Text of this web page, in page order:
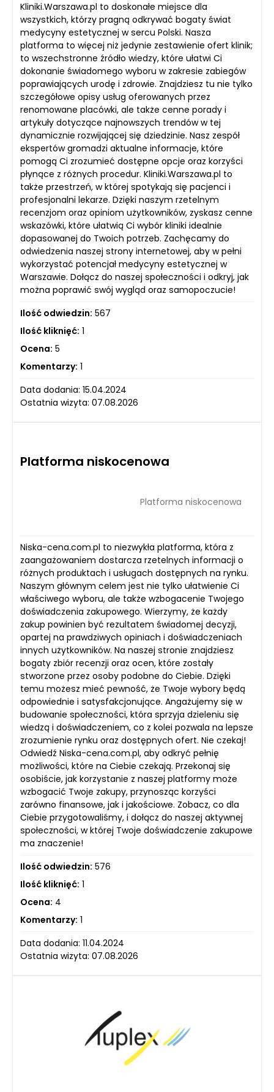
Kliniki.Warszawa.pl to doskonałe miejsce dla
wszystkich, którzy pragną odkrywać bogaty świat
medycyny estetycznej w sercu Polski. Nasza
platforma to więcej niż jedynie zestawienie ofert klinik;
to wszechstronne źródło wiedzy, które ułatwi Ci
dokonanie świadomego wyboru w zakresie zabiegów
poprawiających urodę i zdrowie. Znajdziesz tu nie tylko
szczegółowe opisy usług oferowanych przez
renomowane placówki, ale także cenne porady i
artykuły dotyczące najnowszych trendów w tej
dynamicznie rozwijającej się dziedzinie. Nasz zespół
ekspertów gromadzi aktualne informacje, które
pomogą Ci zrozumieć dostępne opcje oraz korzyści
płynące z różnych procedur. Kliniki.Warszawa.pl to
także przestrzeń, w której spotykają się pacjenci i
profesjonalni lekarze. Dzięki naszym rzetelnym
recenzjom oraz opiniom użytkowników, zyskasz cenne
wskazówki, które ułatwią Ci wybór kliniki idealnie
dopasowanej do Twoich potrzeb. Zachęcamy do
odwiedzenia naszej strony internetowej, aby w pełni
wykorzystać potencjał medycyny estetycznej w
Warszawie. Dołącz do naszej społeczności i odkryj, jak
można poprawić swój wygląd oraz samopoczucie!
Ilość odwiedzin: 567
Ilość kliknięć: 1
Ocena: 5
Komentarzy: 1
Data dodania: 15.04.2024
Ostatnia wizyta: 07.08.2026
Platforma niskocenowa
Platforma niskocenowa
Niska-cena.com.pl to niezwykła platforma, która z
zaangażowaniem dostarcza rzetelnych informacji o
różnych produktach i usługach dostępnych na rynku.
Naszym głównym celem jest nie tylko ułatwienie Ci
właściwego wyboru, ale także wzbogacenie Twojego
doświadczenia zakupowego. Wierzymy, że każdy
zakup powinien być rezultatem świadomej decyzji,
opartej na prawdziwych opiniach i doświadczeniach
innych użytkowników. Na naszej stronie znajdziesz
bogaty zbiór recenzji oraz ocen, które zostały
stworzone przez osoby podobne do Ciebie. Dzięki
temu możesz mieć pewność, że Twoje wybory będą
odpowiednie i satysfakcjonujące. Angażujemy się w
budowanie społeczności, która sprzyja dzieleniu się
wiedzą i doświadczeniem, co z kolei pozwala na lepsze
zrozumienie rynku oraz dostępnych ofert. Nie czekaj!
Odwiedź Niska-cena.com.pl, aby odkryć pełnię
możliwości, które na Ciebie czekają. Przekonaj się
osobiście, jak korzystanie z naszej platformy może
wzbogacić Twoje zakupy, przynosząc korzyści
zarówno finansowe, jak i jakościowe. Zobacz, co dla
Ciebie przygotowaliśmy, i dołącz do naszej aktywnej
społeczności, w której Twoje doświadczenie zakupowe
ma znaczenie!
Ilość odwiedzin: 576
Ilość kliknięć: 1
Ocena: 4
Komentarzy: 1
Data dodania: 11.04.2024
Ostatnia wizyta: 07.08.2026